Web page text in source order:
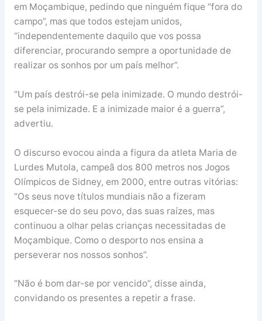
em Moçambique, pedindo que ninguém fique “fora do
campo”, mas que todos estejam unidos,
“independentemente daquilo que vos possa
diferenciar, procurando sempre a oportunidade de
realizar os sonhos por um país melhor”.
“Um país destrói-se pela inimizade. O mundo destrói-
se pela inimizade. E a inimizade maior é a guerra”,
advertiu.
O discurso evocou ainda a figura da atleta Maria de
Lurdes Mutola, campeã dos 800 metros nos Jogos
Olímpicos de Sidney, em 2000, entre outras vitórias:
“Os seus nove títulos mundiais não a fizeram
esquecer-se do seu povo, das suas raízes, mas
continuou a olhar pelas crianças necessitadas de
Moçambique. Como o desporto nos ensina a
perseverar nos nossos sonhos”.
“Não é bom dar-se por vencido”, disse ainda,
convidando os presentes a repetir a frase.